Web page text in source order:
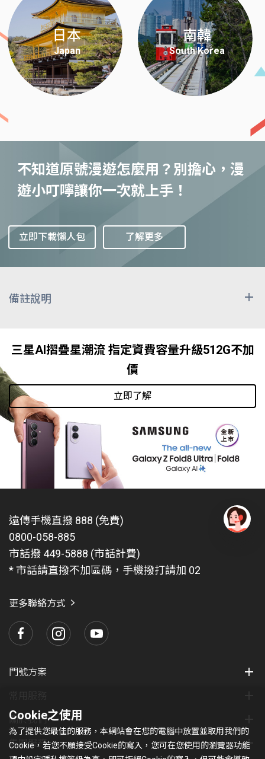
日本
Japan
南韓
South Korea
不知道原號漫遊怎麼用？別擔心，漫
遊小叮嚀讓你一次就上手！
立即下載懶人包 了解更多
備註說明
按雙方網路經營者實際交易日之匯率換算計收，上述費
用僅供參考。漫遊區域與資費表之減價時段為漫遊當地
之時間，而非台灣時間。
發送國際漫遊簡訊時，除原本國外漫遊業者簡訊費用
外，尚需負擔由本公司轉發至收訊端之簡訊處理費，顯
示於計次加值服務項目，依收訊端不同可分為: 網內簡訊
NT$2.6127元、網外簡訊NT$2.6127元、國際簡訊NT$ 5
元。
使用影像電話需視漫遊業者網路系統支援程度而決定。
申請國際漫遊數據方案(開啟數據漫遊功能)
註冊於遠傳已提供VoLTE 漫遊服務之合作業者的網
路。可前往國際漫遊官網
否已開通VoLTE 漫遊服務
國外撥打 VoLTE漫遊語音，手機直撥 【 + 】+ 【國碼 】
+【受話號碼 】 即可 。
因多數VoLTE漫遊合作業者同時提供3G和VoLTE網路漫
之網路計費。另因受限於漫遊合作業者帳務資料傳送機
本公司依國外業者傳送之通信資料，透過簡訊提供上網
用量及費用等相關通知，僅供參考，傳送過程可能因國
外業者系統狀況、客戶終端無簡訊收送功能或關機等因
三星AI摺疊星潮流 指定資費容量升級512G不加
價
立即了解
遠傳手機直撥 888 (免費)
0800-058-885
市話撥 449-5888 (市話計費)
* 市話請直撥不加區碼，手機撥打請加 02
更多聯絡方式
門號方案
關於我們
集團服務
Cookie之使用
為了提供您最佳的服務，本網站會在您的電腦中放置並取用我們的
Cookie，若您不願接受Cookie的寫入，您可在您使用的瀏覽器功能